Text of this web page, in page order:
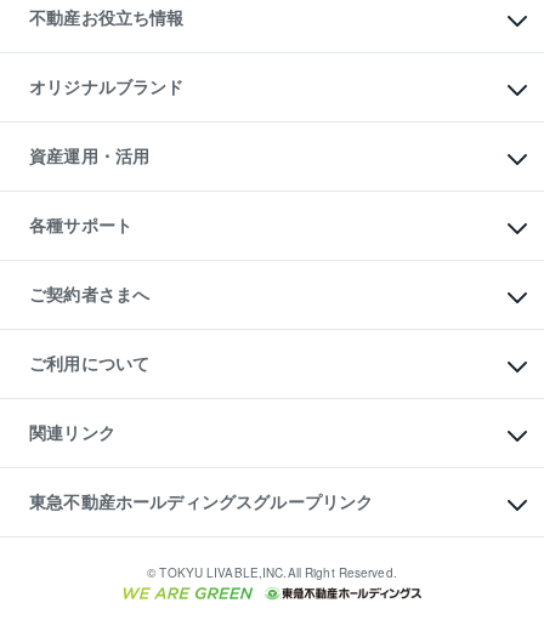
貸すガイド
事業用不動産
マンション投資
投資用マンション
アパート経営
収益物件
ビル購入（ビル一棟）
投資用不動産の売却査定
事業用不動産の売却査定
不動産お役立ち情報
マンションライブラリー
人気マンションランキング
暮らしに役立つ不動産メディア
不動産相場・不動産価格情報
不動産コラム・ニュース
不動産用語集
不動産なんでもネット相談室
住まいの税金
オリジナルブランド
一棟リノベーションマンション
L`GENTE（ルジェンテ）
区分リノベーションマンション
投資用一棟レジデンスWELL
不動産小口投資
LEGACIA（レガシア）
資産運用・活用
不動産M&A
アセットマネジメント・出資
各種サポート
相続サポート
リフォームサポート
ご契約者さまへ
ご紹介・再契約特典
入居者様専用-各種ご案内（賃貸）
東急こすもす会「こすもすWeb」
ご利用について
金融商品取引について
東急リバブル ソーシャルメディアポリシー
ご意見・お問い合わせ（金融商品取引専用の相談・お問い合わせ窓口）
ダイレクトメール（郵送物）・Eメールなどの送付停止について
関連リンク
これからご結婚される方に東急百貨店のブライダルクラブ
人材サービスのご用命は 東急リバブルスタッフ株式会社まで
東北の逸品を贈ります 東北すぐれものセレクション
東急不動産ホールディングスグループリンク
東急コミュニティー
東急住宅リース
© TOKYU LIVABLE,INC.All Right Reserved.